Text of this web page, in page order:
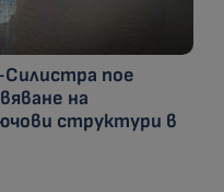
пое
на
структури в